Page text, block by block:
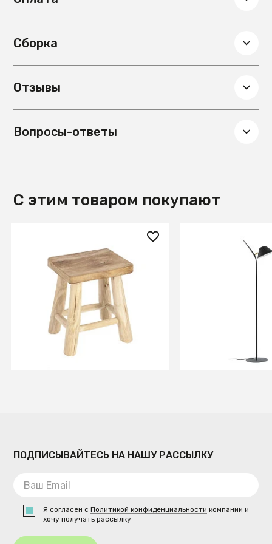
Сборка
Отзывы
Вопросы-ответы
С этим товаром покупают
8 990 ₽
Табуретка для ног Yumbi
В КОРЗИНУ
ПОДПИСЫВАЙТЕСЬ НА НАШУ РАССЫЛКУ
Я согласен сПолитикой конфиденциальности компании и
хочу получать рассылку